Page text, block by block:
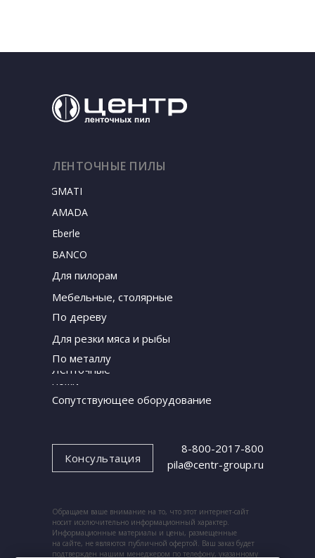
SIGMATEC
AMADA
Eberle
BANCO
Консультация
Для пилорам
Мебельные, столярные
По дереву
Для резки мяса и рыбы
8-800-2017-800
pila@centr-group.ru
ЛЕНТОЧНЫЕ ПИЛЫ
Обращаем ваше внимание на то, что этот интернет-сайт
носит исключительно информационный характер.
Информационные материалы и цены, размещенные
на сайте, не являются публичной офертой. Ваш заказ будет
подтвержден нашим менеджером по телефону, указанному
По металлу
Ленточные
ножи
Сопутствующее оборудование